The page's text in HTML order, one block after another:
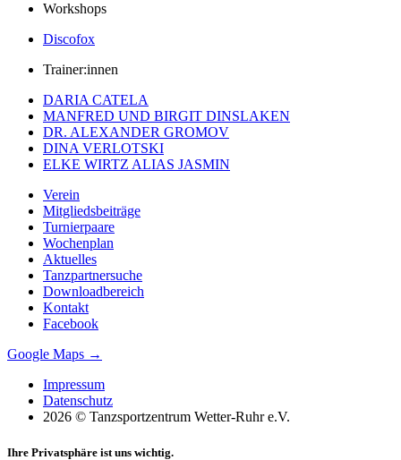
Workshops
Discofox
Trainer:innen
DARIA CATELA
MANFRED UND BIRGIT DINSLAKEN
DR. ALEXANDER GROMOV
DINA VERLOTSKI
ELKE WIRTZ ALIAS JASMIN
Verein
Mitgliedsbeiträge
Turnierpaare
Wochenplan
Aktuelles
Tanzpartnersuche
Downloadbereich
Kontakt
Facebook
Google Maps →
Impressum
Datenschutz
2026 © Tanzsportzentrum Wetter-Ruhr e.V.
Ihre Privatsphäre ist uns wichtig.